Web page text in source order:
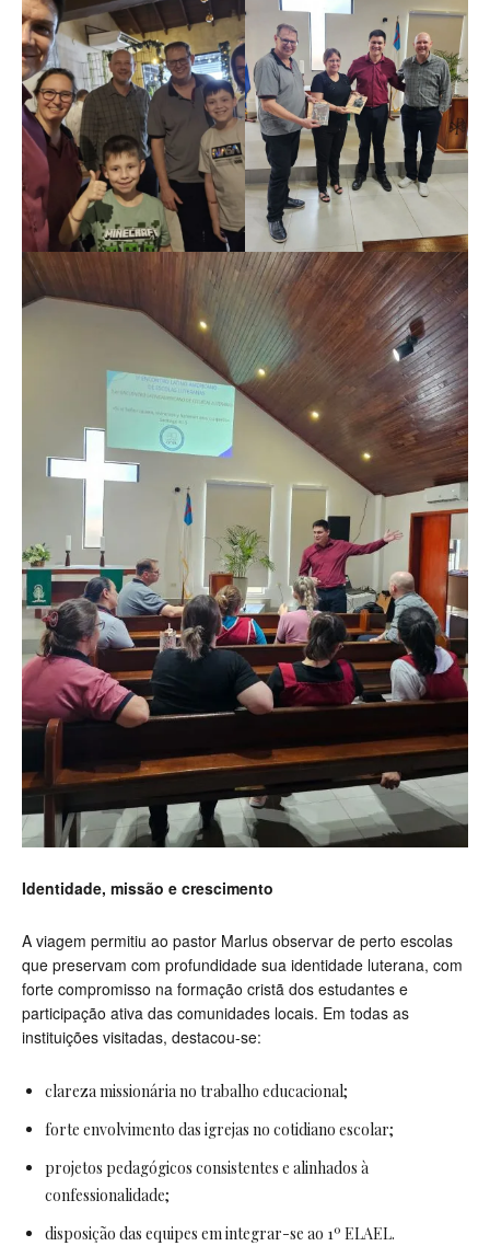
Identidade, missão e crescimento
A viagem permitiu ao pastor Marlus observar de perto escolas
que preservam com profundidade sua identidade luterana, com
forte compromisso na formação cristã dos estudantes e
participação ativa das comunidades locais. Em todas as
instituições visitadas, destacou-se:
clareza missionária no trabalho educacional;
forte envolvimento das igrejas no cotidiano escolar;
projetos pedagógicos consistentes e alinhados à
confessionalidade;
disposição das equipes em integrar-se ao 1º ELAEL.